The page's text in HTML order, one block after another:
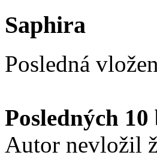
Saphira
Posledná
Posledných
Autor nevložil